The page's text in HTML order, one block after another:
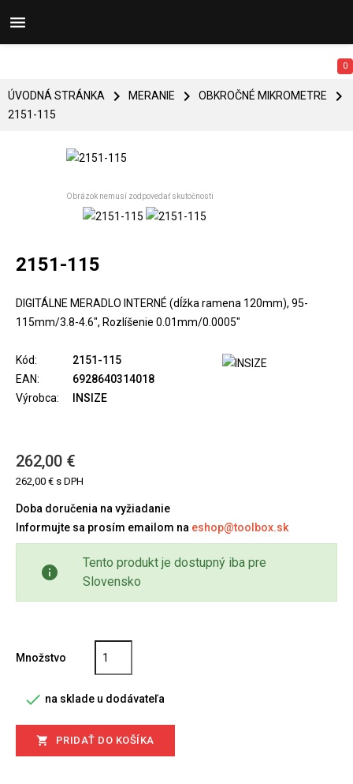

0
ÚVODNÁ STRÁNKA  MERANIE  OBKROČNÉ MIKROMETRE 
2151-115
Obrázok nemusí zodpovedať skutočnosti
2151-115
DIGITÁLNE MERADLO INTERNÉ (dĺžka ramena 120mm), 95-
115mm/3.8-4.6", Rozlíšenie 0.01mm/0.0005"
Kód:
2151-115
EAN:
6928640314018
Výrobca:
INSIZE
262,00 €
262,00 € s DPH
Doba doručenia na vyžiadanie
Informujte sa prosím emailom na eshop@toolbox.sk
info
Tento produkt je dostupný iba pre
Slovensko
Množstvo
 na sklade u dodávateľa
 PRIDAŤ DO KOŠÍKA